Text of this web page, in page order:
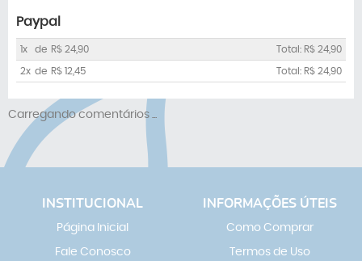
Paypal
1x de R$ 24,90 Total: R$ 24,90
2x de R$ 12,45 Total: R$ 24,90
Carregando comentários ...
INSTITUCIONAL
Página Inicial
Fale Conosco
INFORMAÇÕES ÚTEIS
Como Comprar
Termos de Uso